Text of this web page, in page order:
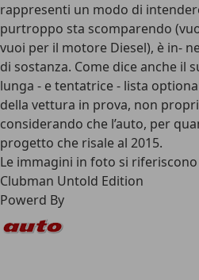
rappresenti un modo di
purtroppo sta scomparendo
vuoi per il motore Diesel), è in-
di sostanza. Come dice anche il
lunga - e tentatrice - lista
della vettura in prova, non
considerando che l’auto, per
progetto che risale al 2015.
Le immagini in foto si
Clubman Untold Edition
Powerd By